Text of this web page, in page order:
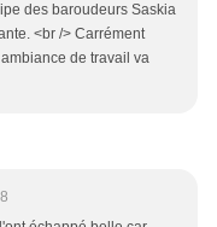
des baroudeurs Saskia
<br /> Carrément
de travail va